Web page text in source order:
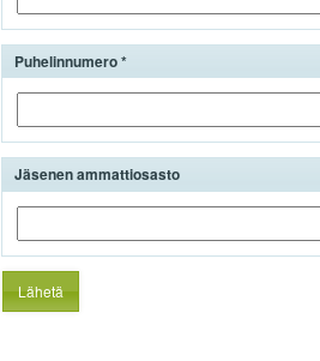
Puhelinnumero
Jäsenen ammattiosasto
Lähetä